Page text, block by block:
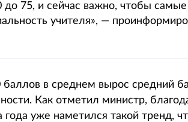
до 75, и сейчас важно, чтобы
учителя», —
баллов в среднем вырос средний
Как отметил министр,
года уже наметился такой тренд,